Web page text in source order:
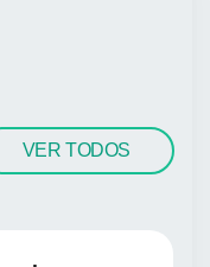
VER TODOS